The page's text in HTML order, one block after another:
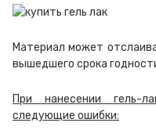
Материал может
вышедшего срока
При нанесении гель-
следующие ошибки: